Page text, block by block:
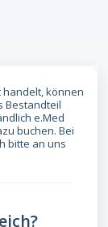
können
Bestandteil
e.Med
buchen. Bei
bitte an uns